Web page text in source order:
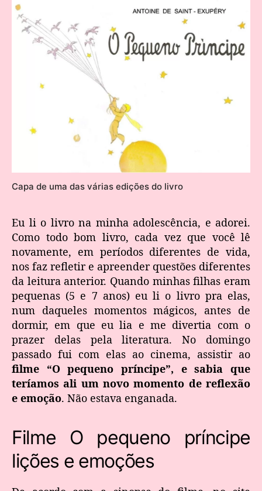
Capa de uma das várias edições do livro
Eu li o livro na minha adolescência, e adorei.
Como todo bom livro, cada vez que você lê
novamente, em períodos diferentes de vida,
nos faz refletir e apreender questões diferentes
da leitura anterior. Quando minhas filhas eram
pequenas (5 e 7 anos) eu li o livro pra elas,
num daqueles momentos mágicos, antes de
dormir, em que eu lia e me divertia com o
prazer delas pela literatura. No domingo
passado fui com elas ao cinema, assistir ao
filme “O pequeno príncipe”, e sabia que
teríamos ali um novo momento de reflexão
e emoção. Não estava enganada.
Filme O pequeno príncipe
lições e emoções